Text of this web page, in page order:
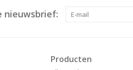
nieuwsbrief:
Producten